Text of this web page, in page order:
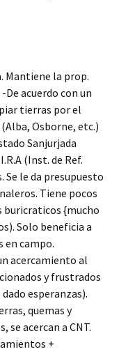
Mantiene la prop.
acuerdo con un
tierras por el
Osborne, etc.)
Sanjurjada
(Inst. de Ref.
le da presupuesto
Tiene pocos
buricraticos {mucho
Solo beneficia a
en campo.
acercamiento al
y frustrados
esperanzas).
quemas y
se acercan a CNT.
+